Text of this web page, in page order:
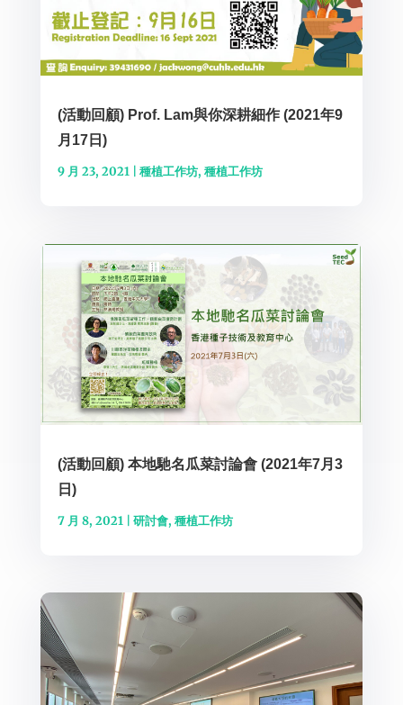
(活動回顧) Prof. Lam與你深耕細作 (2021年9
月17日)
9 月 23, 2021| 種植工作坊, 種植工作坊
(活動回顧) 本地馳名瓜菜討論會 (2021年7月3
日)
7 月 8, 2021| 研討會, 種植工作坊